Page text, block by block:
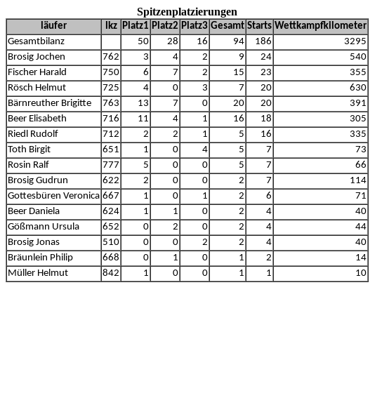
Spitzenplatzierungen
läufer lkz Platz1 Platz2 Platz3 Gesamt Starts Wettkampfkilometer
Gesamtbilanz
50 28 16 94 186
3295
Brosig Jochen
762 3 4 2 9 24
540
Fischer Harald
750 6 7 2 15 23
355
Rösch Helmut
725 4 0 3 7 20
630
Bärnreuther Brigitte
763 13 7 0 20 20
391
Beer Elisabeth
716 11 4 1 16 18
305
Riedl Rudolf
712 2 2 1 5 16
335
Toth Birgit
651 1 0 4 5 7
73
Rosin Ralf
777 5 0 0 5 7
66
Brosig Gudrun
622 2 0 0 2 7
114
Gottesbüren Veronica 667 1 0 1 2 6
71
Beer Daniela
624 1 1 0 2 4
40
Gößmann Ursula
652 0 2 0 2 4
44
Brosig Jonas
510 0 0 2 2 4
40
Bräunlein Philip
668 0 1 0 1 2
14
Müller Helmut
842 1 0 0 1 1 10